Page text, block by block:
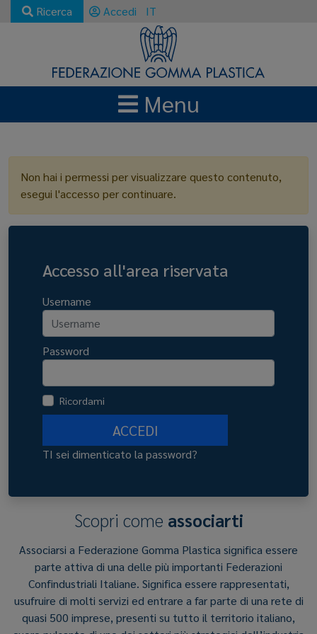
Ricerca Accedi IT
Menu
Non hai i permessi per visualizzare questo contenuto,
esegui l'accesso per continuare.
Accesso all'area riservata
Username
Password
Ricordami
ACCEDI
TI sei dimenticato la password?
Scopri come associarti
Associarsi a Federazione Gomma Plastica significa essere
parte attiva di una delle più importanti Federazioni
Confindustriali Italiane. Significa essere rappresentati,
usufruire di molti servizi ed entrare a far parte di una rete di
quasi 500 imprese, presenti su tutto il territorio italiano,